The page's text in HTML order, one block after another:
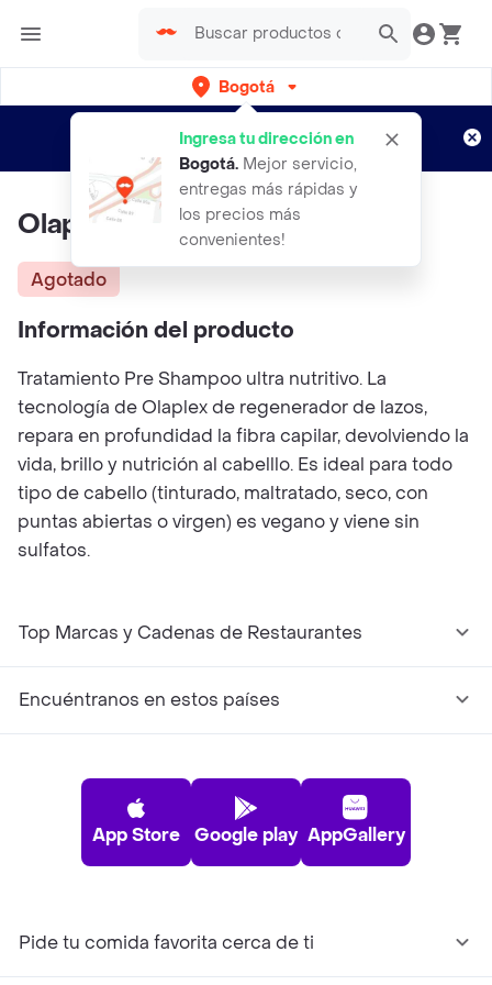
Bogotá
Ingresa tu dirección en
Bogotá. Mejor servicio,
entregas más rápidas y
los precios más
convenientes!
envíos gratis por semanas
Aplican TyC
Olaplex #3 Hair Perfector
Agotado
Información del producto
Tratamiento Pre Shampoo ultra nutritivo. La
tecnología de Olaplex de regenerador de lazos,
repara en profundidad la fibra capilar, devolviendo la
vida, brillo y nutrición al cabelllo. Es ideal para todo
tipo de cabello (tinturado, maltratado, seco, con
puntas abiertas o virgen) es vegano y viene sin
sulfatos.
Top Marcas y Cadenas de Restaurantes
Encuéntranos en estos países
App Store Google play AppGallery
Pide tu comida favorita cerca de ti